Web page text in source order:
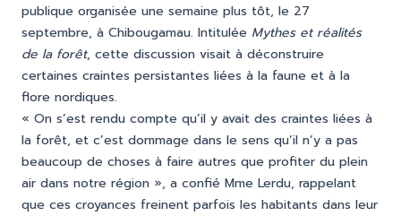
publique organisée une semaine plus tôt, le 27
septembre, à Chibougamau. Intitulée Mythes et réalités
de la forêt, cette discussion visait à déconstruire
certaines craintes persistantes liées à la faune et à la
flore nordiques.
« On s’est rendu compte qu’il y avait des craintes liées à
la forêt, et c’est dommage dans le sens qu’il n’y a pas
beaucoup de choses à faire autres que profiter du plein
air dans notre région », a confié Mme Lerdu, rappelant
que ces croyances freinent parfois les habitants dans leur